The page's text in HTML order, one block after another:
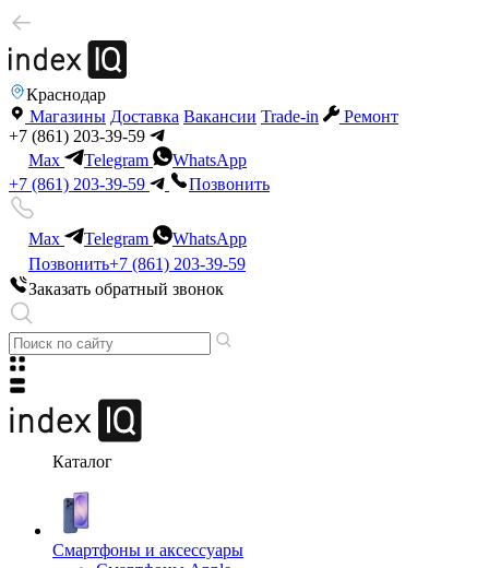
Краснодар
Магазины Доставка Вакансии Trade-in
Ремонт
+7 (861) 203-39-59
Max
Telegram
WhatsApp
+7 (861) 203-39-59
Позвонить
Max Telegram
WhatsApp
Позвонить+7 (861) 203-39-59
Заказать обратный звонок
Каталог
Смартфоны и аксессуары